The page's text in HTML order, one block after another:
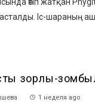
өтіп жатқан
Іс-шараның
зорлық-
1 неделя ago